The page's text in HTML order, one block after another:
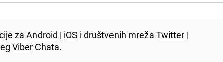
zaAndroid | iOS i društvenih mrežaTwitter |
Viber Chata.